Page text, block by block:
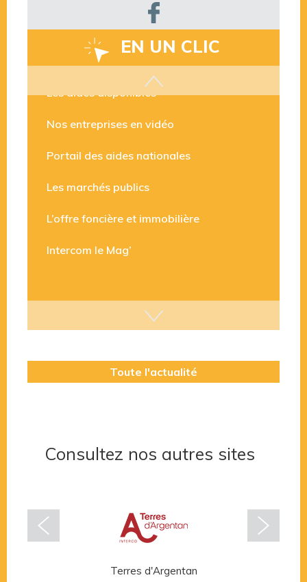
EN UN CLIC
Toute l'actualité
Consultez nos autres sites
Terres d'Argentan